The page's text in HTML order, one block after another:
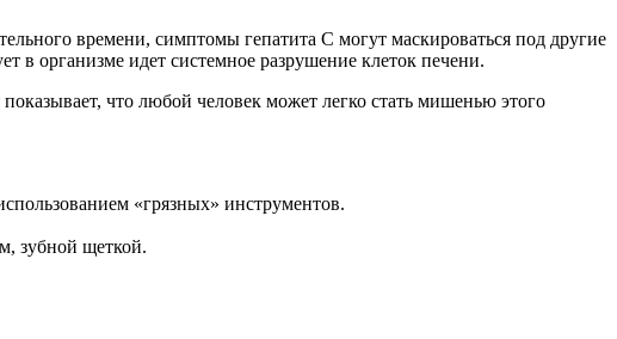
времени, симптомы гепатита С могут маскироваться под другие
в организме идет системное разрушение клеток печени.
что любой человек может легко стать мишенью этого
«грязных» инструментов.
зубной щеткой.